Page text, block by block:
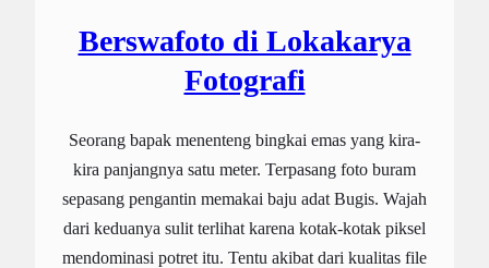
Berswafoto di Lokakarya
Fotografi
Seorang bapak menenteng bingkai emas yang kira-
kira panjangnya satu meter. Terpasang foto buram
sepasang pengantin memakai baju adat Bugis. Wajah
dari keduanya sulit terlihat karena kotak-kotak piksel
mendominasi potret itu. Tentu akibat dari kualitas file